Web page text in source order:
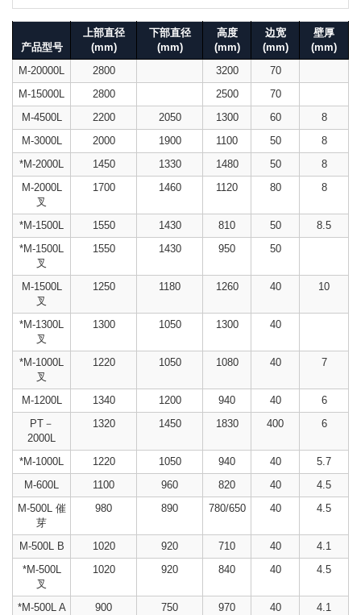
产品型号
上部直径
(mm)
下部直径
(mm)
高度
(mm)
边宽
(mm)
壁厚
(mm)
M-20000L
2800 3200
70
M-15000L
2800 2500
70
M-4500L
2200 2050 1300 60
8
M-3000L
2000 1900 1100 50
8
*M-2000L
1450 1330 1480 50
8
M-2000L
叉
1700 1460 1120 80 8
*M-1500L 1550 1430 810 50
8.5
*M-1500L
叉
1550 1430 950 50
M-1500L
叉
1250 1180 1260 40 10
*M-1300L
叉
1300 1050 1300 40
*M-1000L
叉
1220 1050 1080 40 7
M-1200L 1340 1200 940 40
6
PT－
2000L
1320 1450 1830 400 6
*M-1000L 1220 1050 940 40
5.7
M-600L
1100 960 820 40
4.5
M-500L 催
芽
980 890 780/650 40 4.5
M-500L B 1020 920 710 40
4.1
*M-500L
叉
1020 920 840 40 4.5
*M-500L A 900 750 970 40
4.1